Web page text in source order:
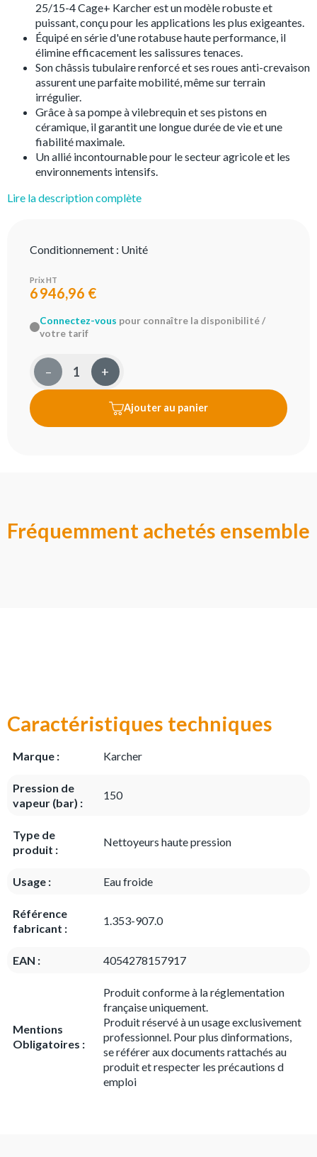
25/15-4 Cage+ Karcher est un modèle robuste et
puissant, conçu pour les applications les plus exigeantes.
Équipé en série d'une rotabuse haute performance, il
élimine efficacement les salissures tenaces.
Son châssis tubulaire renforcé et ses roues anti-crevaison
assurent une parfaite mobilité, même sur terrain
irrégulier.
Grâce à sa pompe à vilebrequin et ses pistons en
céramique, il garantit une longue durée de vie et une
fiabilité maximale.
Un allié incontournable pour le secteur agricole et les
environnements intensifs.
Lire la description complète
Conditionnement : Unité
Prix HT
6 946,96 €
Connectez-vous pour connaître la disponibilité /
votre tarif
– +
Ajouter au panier
Fréquemment achetés ensemble
Caractéristiques techniques
Marque : Karcher
Pression de
vapeur (bar) :
150
Type de
produit :
Nettoyeurs haute pression
Usage : Eau froide
Référence
fabricant :
1.353-907.0
EAN : 4054278157917
Mentions
Obligatoires :
Produit conforme à la réglementation
française uniquement.
Produit réservé à un usage exclusivement
professionnel. Pour plus dinformations,
se référer aux documents rattachés au
produit et respecter les précautions d
emploi